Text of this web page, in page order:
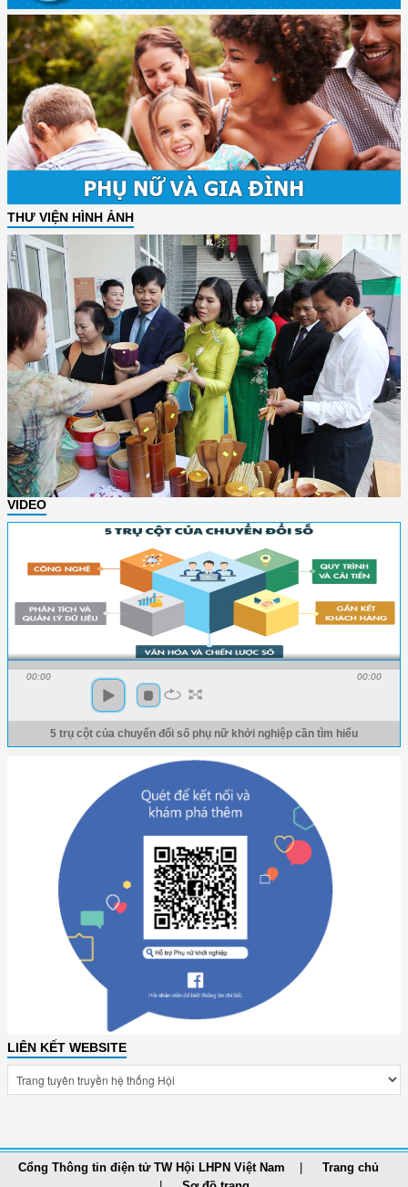
THƯ VIỆN HÌNH ẢNH
VIDEO
00:00 00:00
5 trụ cột của chuyển đổi số phụ nữ khởi nghiệp cần tìm hiểu
LIÊN KẾT WEBSITE
Cổng Thông tin điện tử TW Hội LHPN Việt Nam
Trang chủ